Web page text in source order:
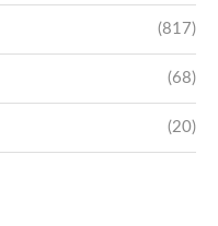
(817)
(68)
(20)